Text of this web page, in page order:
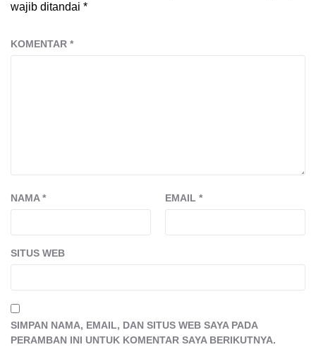
wajib ditandai *
KOMENTAR *
NAMA* EMAIL *
SITUS WEB
SIMPAN NAMA, EMAIL, DAN SITUS WEB SAYA PADA
PERAMBAN INI UNTUK KOMENTAR SAYA BERIKUTNYA.